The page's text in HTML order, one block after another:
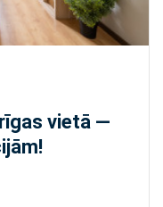
vietā —